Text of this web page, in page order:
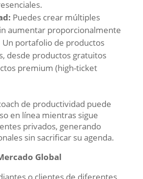
Puedes crear múltiples
aumentar proporcionalmente
portafolio de productos
desde productos gratuitos
premium (high-ticket
de productividad puede
en línea mientras sigue
privados, generando
sin sacrificar su agenda.
Global
o clientes de diferentes